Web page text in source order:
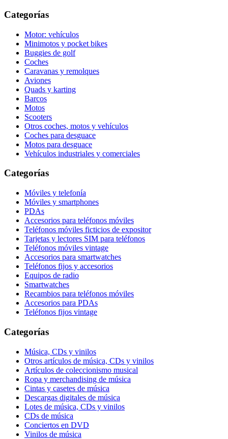
Categorías
Motor: vehículos
Minimotos y pocket bikes
Buggies de golf
Coches
Caravanas y remolques
Aviones
Quads y karting
Barcos
Motos
Scooters
Otros coches, motos y vehículos
Coches para desguace
Motos para desguace
Vehículos industriales y comerciales
Categorías
Móviles y telefonía
Móviles y smartphones
PDAs
Accesorios para teléfonos móviles
Teléfonos móviles ficticios de expositor
Tarjetas y lectores SIM para teléfonos
Teléfonos móviles vintage
Accesorios para smartwatches
Teléfonos fijos y accesorios
Equipos de radio
Smartwatches
Recambios para teléfonos móviles
Accesorios para PDAs
Teléfonos fijos vintage
Categorías
Música, CDs y vinilos
Otros artículos de música, CDs y vinilos
Artículos de coleccionismo musical
Ropa y merchandising de música
Cintas y casetes de música
Descargas digitales de música
Lotes de música, CDs y vinilos
CDs de música
Conciertos en DVD
Vinilos de música